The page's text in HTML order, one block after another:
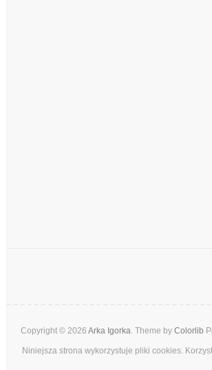
Copyright © 2026 Arka Igorka . Theme by Colorlib
Niniejsza strona wykorzystuje pliki cookies.